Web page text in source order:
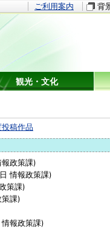
ご利用案内 背
観光・文化
稿作品
報政策課)
情報政策課)
策課)
策課)
情報政策課)